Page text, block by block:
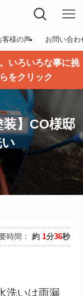
客様の声 お問い合わ
いろいろな事に挑
をクリック
】CO様邸
時間： 約 1分36秒
洗いは雨漏